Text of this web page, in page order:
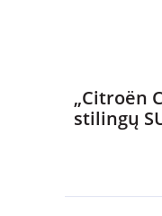
„Citroën
stilingų